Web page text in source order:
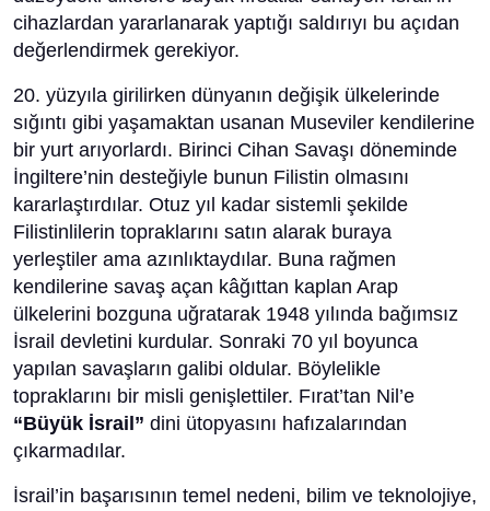
cihazlardan yararlanarak yaptığı saldırıyı bu açıdan
değerlendirmek gerekiyor.
20. yüzyıla girilirken dünyanın değişik ülkelerinde
sığıntı gibi yaşamaktan usanan Museviler kendilerine
bir yurt arıyorlardı. Birinci Cihan Savaşı döneminde
İngiltere’nin desteğiyle bunun Filistin olmasını
kararlaştırdılar. Otuz yıl kadar sistemli şekilde
Filistinlilerin topraklarını satın alarak buraya
yerleştiler ama azınlıktaydılar. Buna rağmen
kendilerine savaş açan kâğıttan kaplan Arap
ülkelerini bozguna uğratarak 1948 yılında bağımsız
İsrail devletini kurdular. Sonraki 70 yıl boyunca
yapılan savaşların galibi oldular. Böylelikle
topraklarını bir misli genişlettiler. Fırat’tan Nil’e
“Büyük İsrail” dini ütopyasını hafızalarından
çıkarmadılar.
İsrail’in başarısının temel nedeni, bilim ve teknolojiye,